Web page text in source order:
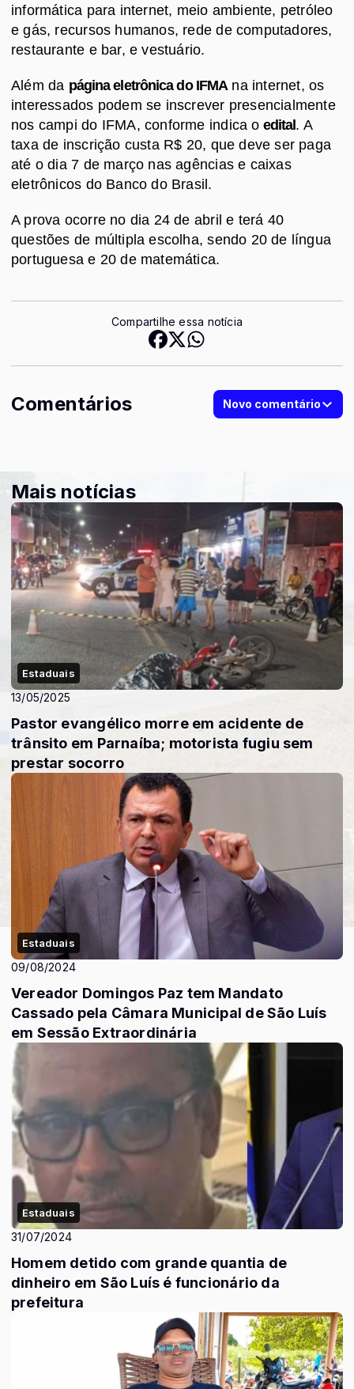
informática para internet, meio ambiente, petróleo
e gás, recursos humanos, rede de computadores,
restaurante e bar, e vestuário.
Além da página eletrônica do IFMAna internet, os
interessados podem se inscrever presencialmente
nos campi do IFMA, conforme indica o edital . A
taxa de inscrição custa R$ 20, que deve ser paga
até o dia 7 de março nas agências e caixas
eletrônicos do Banco do Brasil.
A prova ocorre no dia 24 de abril e terá 40
questões de múltipla escolha, sendo 20 de língua
portuguesa e 20 de matemática.
Compartilhe essa notícia
Comentários Novo comentário
Mais notícias
Estaduais
13/05/2025
Pastor evangélico morre em acidente de
trânsito em Parnaíba; motorista fugiu sem
prestar socorro
Estaduais
09/08/2024
Vereador Domingos Paz tem Mandato
Cassado pela Câmara Municipal de São Luís
em Sessão Extraordinária
Estaduais
31/07/2024
Homem detido com grande quantia de
dinheiro em São Luís é funcionário da
prefeitura